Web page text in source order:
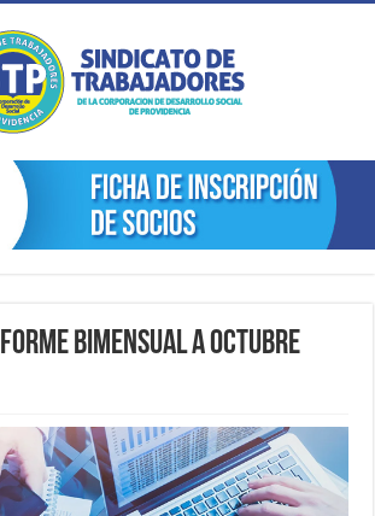
Bimensual a Octubre